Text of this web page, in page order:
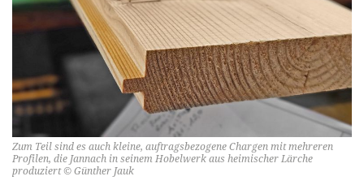
Zum Teil sind es auch kleine, auftragsbezogene Chargen mit mehreren
Profilen, die Jannach in seinem Hobelwerk aus heimischer Lärche
produziert © Günther Jauk